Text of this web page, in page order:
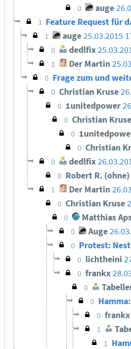
0 auge
1 Feature Request für
1 auge 25.03.2015
0 dedlfix
1 Der Martin
0 Frage zum und
0 Christian Kruse
0 1unitedpower
0 Christian
0
0 Christian
0 dedlfix
0 Robert R.
1 Der Martin
0 Christian Kruse
0 Matthias
0 Auge
0 Protest:
0 lichtheini
0 frankx
0
0
0
1
1